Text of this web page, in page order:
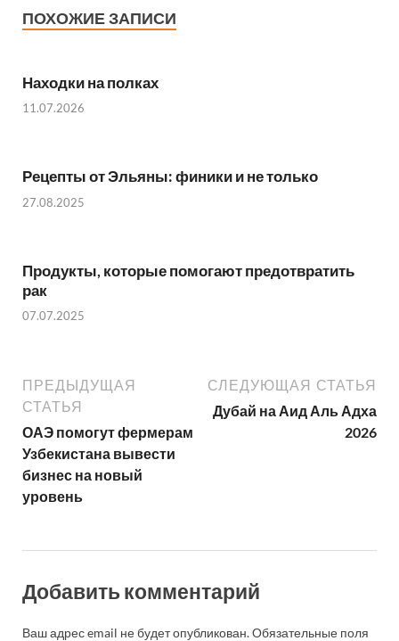
o
k
A
p
а
и
ПОХОЖИЕ ЗАПИСИ
Находки на полках
11.07.2026
Рецепты от Эльяны: финики и не только
27.08.2025
Продукты, которые помогают предотвратить
рак
07.07.2025
ПРЕДЫДУЩАЯ
СТАТЬЯ
ОАЭ помогут фермерам
Узбекистана вывести
бизнес на новый
уровень
СЛЕДУЮЩАЯ СТАТЬЯ
Дубай на Аид Аль Адха
2026
Добавить комментарий
Ваш адрес email не будет опубликован.Обязательные поля